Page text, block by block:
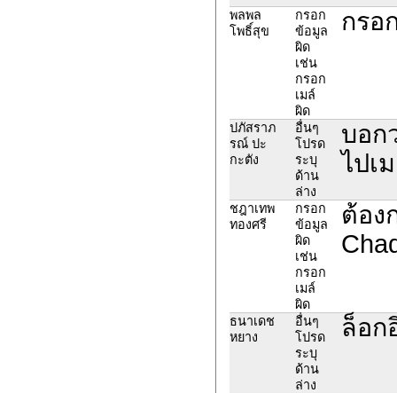
พลพล
โพธิ์สุข
กรอก
ข้อมูล
ผิด
เช่น
กรอก
เมล์
ผิด
กรอ
ปภัสราภ
รณ์ ปะ
กะตัง
อื่นๆ
โปรด
ระบุ
ด้าน
ล่าง
บอก
ไปเ
ชฎาเทพ
ทองศรี
กรอก
ข้อมูล
ผิด
เช่น
กรอก
เมล์
ผิด
ต้อง
ธนาเดช
หยาง
อื่นๆ
โปรด
ระบุ
ด้าน
ล่าง
ล็อก